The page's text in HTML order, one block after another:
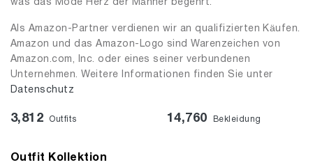
was das Mode Herz der Männer begehrt.
Als Amazon-Partner verdienen wir an qualifizierten Käufen.
Amazon und das Amazon-Logo sind Warenzeichen von
Amazon.com, Inc. oder eines seiner verbundenen
Unternehmen. Weitere Informationen finden Sie unter
Datenschutz
3,812 Outfits 14,760 Bekleidung
Outfit Kollektion